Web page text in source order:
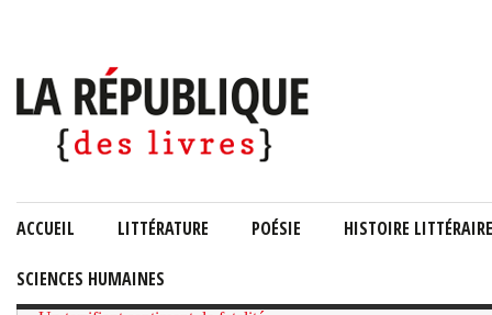
ACCUEIL LITTÉRATURE POÉSIE HISTOIRE LITTÉRAIRE
SCIENCES HUMAINES